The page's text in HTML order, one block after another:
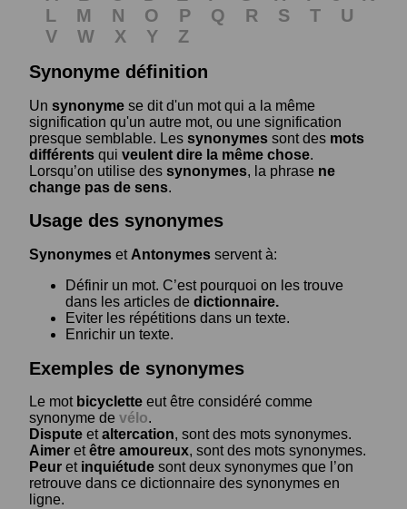
L
M N O P Q R S T
U
V
W X Y
Z
Synonyme définition
Un synonyme se dit d'un mot qui a la même
signification qu'un autre mot, ou une signification
presque semblable. Les synonymes sont des mots
différents qui veulent dire la même chose.
Lorsqu’on utilise des synonymes, la phrase ne
change pas de sens.
Usage des synonymes
Synonymes et Antonymes servent à:
Définir un mot. C’est pourquoi on les trouve
dans les articles de dictionnaire.
Eviter les répétitions dans un texte.
Enrichir un texte.
Exemples de synonymes
Le mot bicyclette eut être considéré comme
synonyme de vélo.
Dispute etaltercation, sont des mots synonymes.
Aimer etêtre amoureux, sont des mots synonymes.
Peur et inquiétude sont deux synonymes que l’on
retrouve dans ce dictionnaire des synonymes en
ligne.